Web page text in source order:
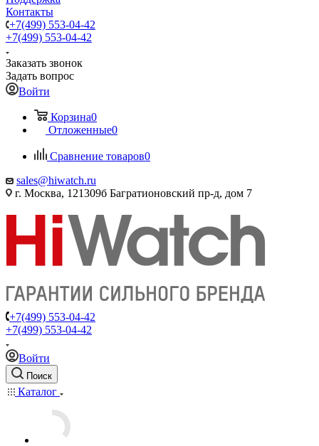
Контакты
+7(499) 553-04-42
+7(499) 553-04-42
Заказать звонок
Задать вопрос
Войти
Корзина0
Отложенные0
Сравнение товаров0
sales@hiwatch.ru
г. Москва, 121309б Багратионовский пр-д, дом 7
+7(499) 553-04-42
+7(499) 553-04-42
Войти
Поиск
Каталог